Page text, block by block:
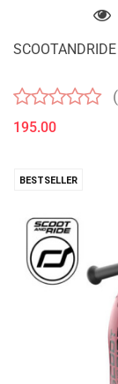
195.00
BESTSELLER